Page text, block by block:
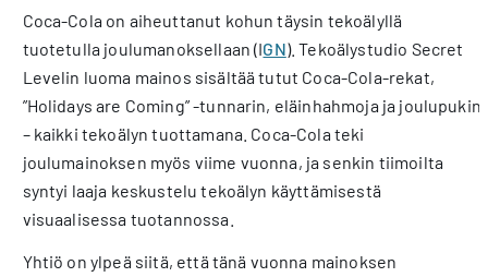
Coca-Cola on aiheuttanut kohun täysin tekoälyllä
tuotetulla joulumanoksellaan (IGN). Tekoälystudio Secret
Levelin luoma mainos sisältää tutut Coca-Cola-rekat,
”Holidays are Coming” -tunnarin, eläinhahmoja ja joulupukin
– kaikki tekoälyn tuottamana. Coca-Cola teki
joulumainoksen myös viime vuonna, ja senkin tiimoilta
syntyi laaja keskustelu tekoälyn käyttämisestä
visuaalisessa tuotannossa.
Yhtiö on ylpeä siitä, että tänä vuonna mainoksen